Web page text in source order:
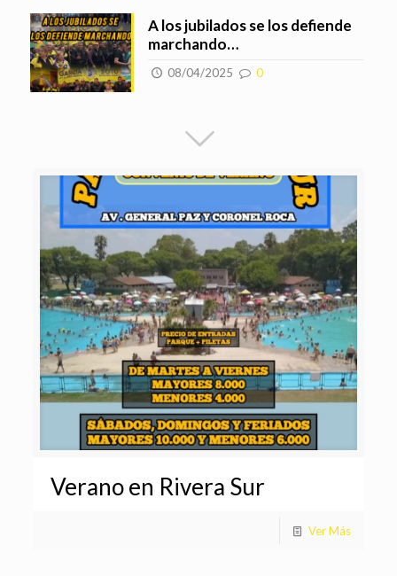
A los jubilados se los defiende
marchando…
08/04/2025 0
Verano en Rivera Sur
Ver Más